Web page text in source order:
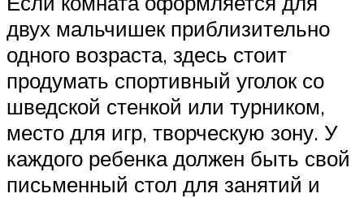
двух мальчишек приблизительно
одного возраста, здесь стоит
продумать спортивный уголок со
шведской стенкой или турником,
место для игр, творческую зону. У
каждого ребенка должен быть свой
письменный стол для занятий и